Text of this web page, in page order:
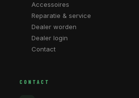
Accessoires
Reparatie & service
Dealer worden
Dealer login
Contact
CONTACT